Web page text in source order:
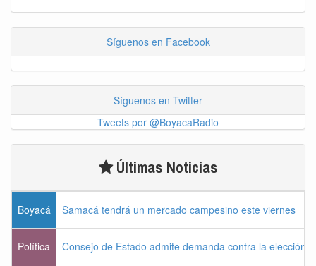
Síguenos en Facebook
Síguenos en Twitter
Tweets por @BoyacaRadio
Últimas Noticias
Boyacá Samacá tendrá un mercado campesino este viernes
Política Consejo de Estado admite demanda contra la elección